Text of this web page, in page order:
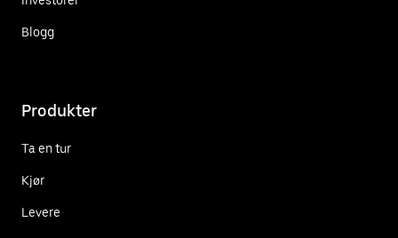
Blogg
Produkter
Ta en tur
Kjør
Levere